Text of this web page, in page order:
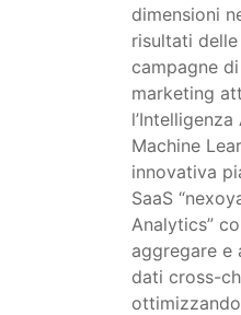
dimensioni
risultati
campagne
marketing
Machine
innovativa
SaaS
Analytics”
aggregare e
dati cross-